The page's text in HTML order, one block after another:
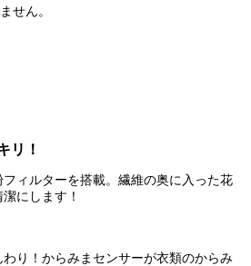
せん。
リ！
ィルターを搭載。繊維の奥に入った花
にします！
り！からみまセンサーが衣類のからみ